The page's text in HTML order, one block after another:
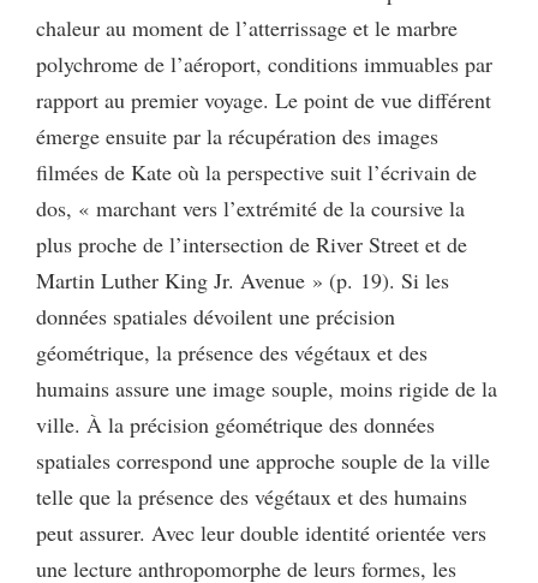
chaleur au moment de l’atterrissage et le marbre
polychrome de l’aéroport, conditions immuables par
rapport au premier voyage. Le point de vue différent
émerge ensuite par la récupération des images
filmées de Kate où la perspective suit l’écrivain de
dos, « marchant vers l’extrémité de la coursive la
plus proche de l’intersection de River Street et de
Martin Luther King Jr. Avenue » (p. 19). Si les
données spatiales dévoilent une précision
géométrique, la présence des végétaux et des
humains assure une image souple, moins rigide de la
ville. À la précision géométrique des données
spatiales correspond une approche souple de la ville
telle que la présence des végétaux et des humains
peut assurer. Avec leur double identité orientée vers
une lecture anthropomorphe de leurs formes, les